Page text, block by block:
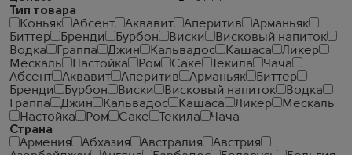
Тип товара
Коньяк
Абсент Аквавит Аперитив
Арманьяк
Биттер
Бренди Бурбон Виски
Висковый напиток
Водка
Граппа Джин Кальвадос Кашаса
Ликер
Мескаль
Настойка Ром Саке Текила
Чача
Абсент
Аквавит Аперитив Арманьяк
Биттер
Бренди
Бурбон Виски Висковый напиток
Водка
Граппа
Джин Кальвадос Кашаса Ликер
Мескаль
Настойка
Ром Саке Текила
Чача
Страна
Армения
Абхазия Австралия
Австрия